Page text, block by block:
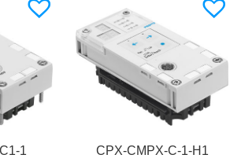
1
CPX-CMPX-C-1-H1